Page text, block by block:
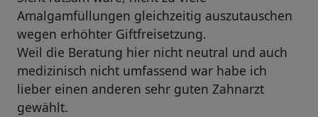
Amalgamfüllungen gleichzeitig auszutauschen
wegen erhöhter Giftfreisetzung.
Weil die Beratung hier nicht neutral und auch
medizinisch nicht umfassend war habe ich
lieber einen anderen sehr guten Zahnarzt
gewählt.